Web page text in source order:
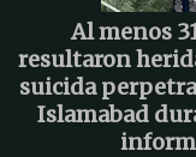
Al menos
resultaron
suicida
Islamabad